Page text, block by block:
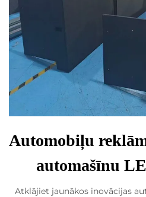
Automobiļu
automašīnu
Atklājiet jaunākos inovācijas